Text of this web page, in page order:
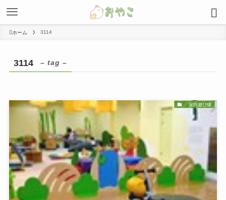
ホーム 3114
3114 – tag –
室内遊び場